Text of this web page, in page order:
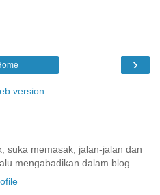
›
version
suka memasak, jalan-jalan dan
mengabadikan dalam blog.